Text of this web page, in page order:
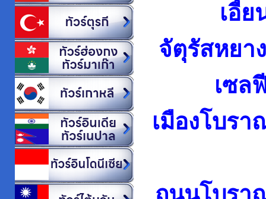
เอี้
จัตุรัสหยา
เซล
เมืองโบรา